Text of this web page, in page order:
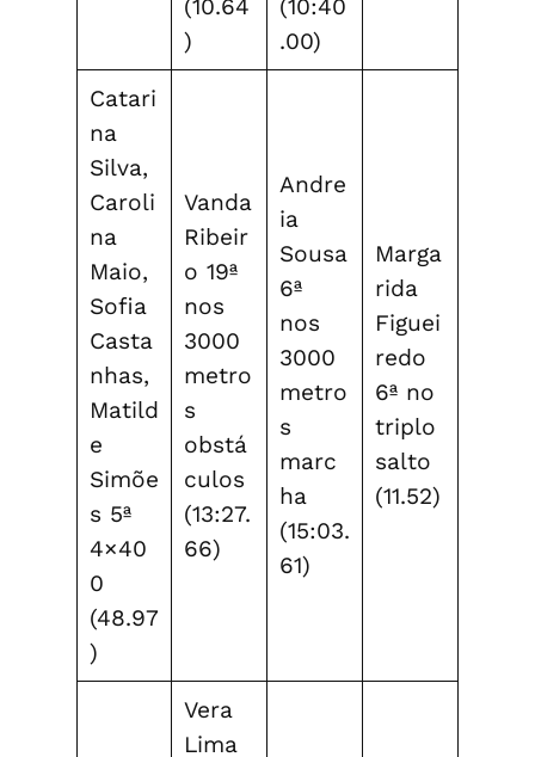
(10.64
)
(10:40
.00)
Catari
na
Silva,
Caroli
na
Maio,
Sofia
Casta
nhas,
Matild
e
Simõe
s 5ª
4×40
0
(48.97
)
Vanda
Ribeir
o 19ª
nos
3000
metro
s
obstá
culos
(13:27.
66)
Andre
ia
Sousa
6ª
nos
3000
metro
s
marc
ha
(15:03.
61)
Marga
rida
Figuei
redo
6ª no
triplo
salto
(11.52)
Vera
Lima